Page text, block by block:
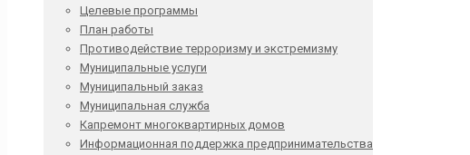
Целевые программы
План работы
Противодействие терроризму и экстремизму
Муниципальные услуги
Муниципальный заказ
Муниципальная служба
Капремонт многоквартирных домов
Информационная поддержка предпринимательства